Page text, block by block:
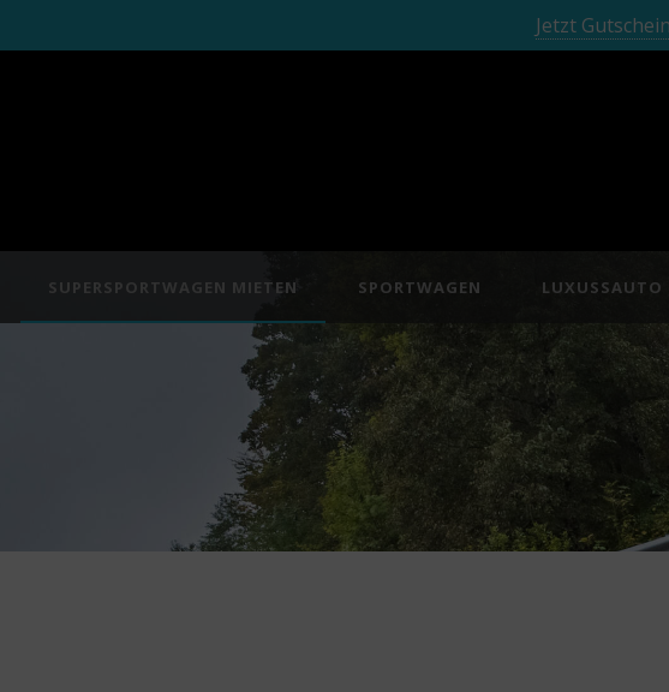
Jetzt
SUPERSPORTWAGEN MIETEN SPORTWAGEN LUXUSSAUTO